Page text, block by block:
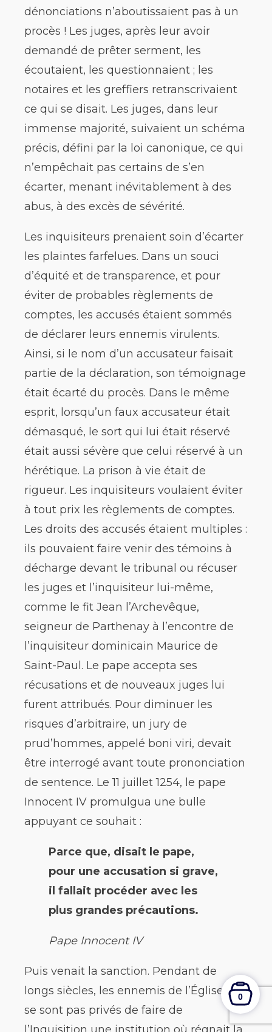
dénonciations n’aboutissaient pas à un
procès ! Les juges, après leur avoir
demandé de prêter serment, les
écoutaient, les questionnaient ; les
notaires et les greffiers retranscrivaient
ce qui se disait. Les juges, dans leur
immense majorité, suivaient un schéma
précis, défini par la loi canonique, ce qui
n’empêchait pas certains de s’en
écarter, menant inévitablement à des
abus, à des excès de sévérité.
Les inquisiteurs prenaient soin d’écarter
les plaintes farfelues. Dans un souci
d’équité et de transparence, et pour
éviter de probables règlements de
comptes, les accusés étaient sommés
de déclarer leurs ennemis virulents.
Ainsi, si le nom d’un accusateur faisait
partie de la déclaration, son témoignage
était écarté du procès. Dans le même
esprit, lorsqu’un faux accusateur était
démasqué, le sort qui lui était réservé
était aussi sévère que celui réservé à un
hérétique. La prison à vie était de
rigueur. Les inquisiteurs voulaient éviter
à tout prix les règlements de comptes.
Les droits des accusés étaient multiples :
ils pouvaient faire venir des témoins à
décharge devant le tribunal ou récuser
les juges et l’inquisiteur lui-même,
comme le fit Jean l’Archevêque,
seigneur de Parthenay à l’encontre de
l’inquisiteur dominicain Maurice de
Saint-Paul. Le pape accepta ses
récusations et de nouveaux juges lui
furent attribués. Pour diminuer les
risques d’arbitraire, un jury de
prud’hommes, appelé boni viri, devait
être interrogé avant toute prononciation
de sentence. Le 11 juillet 1254, le pape
Innocent IV promulgua une bulle
appuyant ce souhait :
Parce que, disait le pape,
pour une accusation si grave,
il fallait procéder avec les
plus grandes précautions.
Pape Innocent IV
Puis venait la sanction. Pendant de
longs siècles, les ennemis de l’Église ne
se sont pas privés de faire de
l’Inquisition une institution où régnait la
0